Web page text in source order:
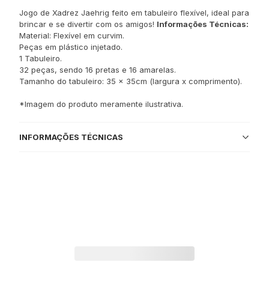
Jogo de Xadrez Jaehrig feito em tabuleiro flexível, ideal para
brincar e se divertir com os amigos! Informações Técnicas:
Material: Flexível em curvim.
Peças em plástico injetado.
1 Tabuleiro.
32 peças, sendo 16 pretas e 16 amarelas.
Tamanho do tabuleiro: 35 x 35cm (largura x comprimento).
*Imagem do produto meramente ilustrativa.
INFORMAÇÕES TÉCNICAS